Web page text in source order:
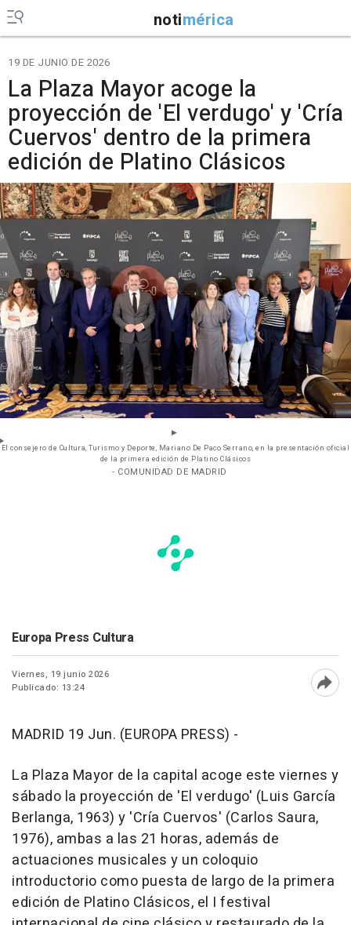
notimérica
19 DE JUNIO DE 2026
La Plaza Mayor acoge la
proyección de 'El verdugo' y 'Cría
Cuervos' dentro de la primera
edición de Platino Clásicos
El consejero de Cultura, Turismo y Deporte, Mariano De Paco Serrano, en la presentación oficial
de la primera edición de Platino Clásicos
- COMUNIDAD DE MADRID
Europa Press Cultura
Viernes, 19 junio 2026
Publicado: 13:24
MADRID 19 Jun. (EUROPA PRESS) -
La Plaza Mayor de la capital acoge este viernes y
sábado la proyección de 'El verdugo' (Luis García
Berlanga, 1963) y 'Cría Cuervos' (Carlos Saura,
1976), ambas a las 21 horas, además de
actuaciones musicales y un coloquio
introductorio como puesta de largo de la primera
edición de Platino Clásicos, el I festival